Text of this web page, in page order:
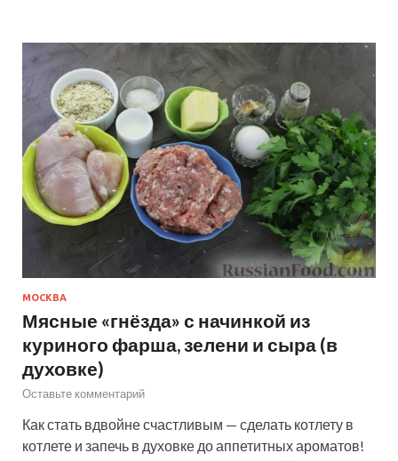
МОСКВА
Мясные «гнёзда» с начинкой из
куриного фарша, зелени и сыра (в
духовке)
Оставьте комментарий
Как стать вдвойне счастливым — сделать котлету в
котлете и запечь в духовке до аппетитных ароматов!